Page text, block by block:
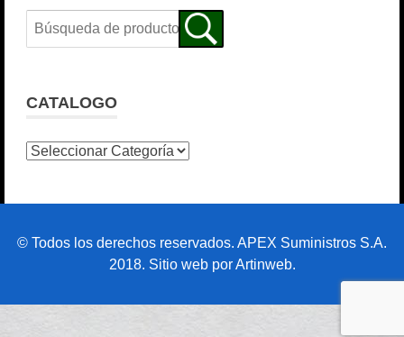
CATALOGO
© Todos los derechos reservados. APEX Suministros S.A.
2018. Sitio web por Artinweb.